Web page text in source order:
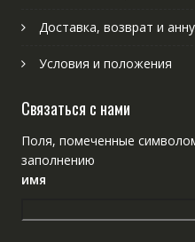
Доставка, возврат и
Условия и положения
Связаться с нами
Поля, помеченные
заполнению
имя